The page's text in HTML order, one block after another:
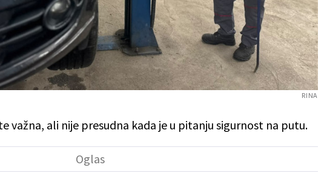
RINA
važna, ali nije presudna kada je u pitanju sigurnost na putu.